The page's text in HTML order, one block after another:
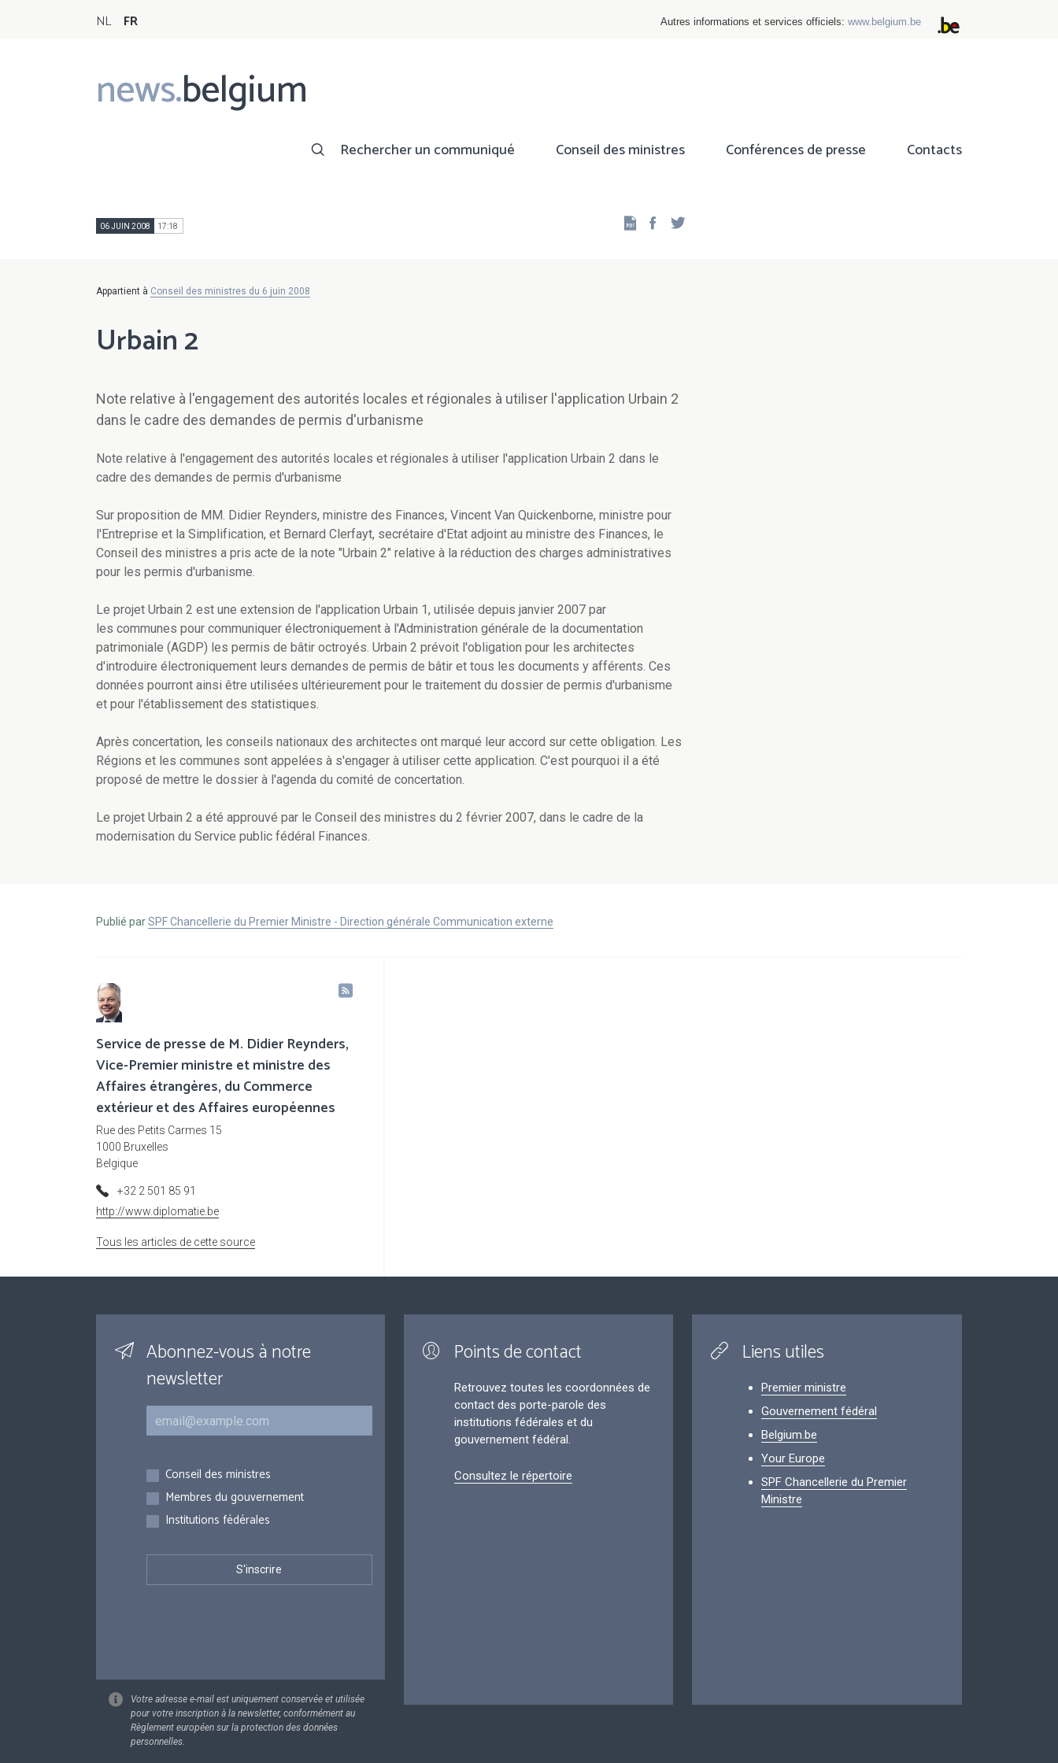
NL FR Autres informations et services officiels: www.belgium.be
news.belgium
Main
navigation
Rechercher un communiqué Conseil des ministres Conférences de presse Contacts
06 JUIN 2008 17:18 Facebook
Appartient à Conseil des ministres du 6 juin 2008
Urbain 2
Note relative à l'engagement des autorités locales et régionales à utiliser l'application Urbain 2
dans le cadre des demandes de permis d'urbanisme
Note relative à l'engagement des autorités locales et régionales à utiliser l'application Urbain 2 dans le
cadre des demandes de permis d'urbanisme
Sur proposition de MM. Didier Reynders, ministre des Finances, Vincent Van Quickenborne, ministre pour
l'Entreprise et la Simplification, et Bernard Clerfayt, secrétaire d'Etat adjoint au ministre des Finances, le
Conseil des ministres a pris acte de la note "Urbain 2" relative à la réduction des charges administratives
pour les permis d'urbanisme.
Le projet Urbain 2 est une extension de l'application Urbain 1, utilisée depuis janvier 2007 par
les communes pour communiquer électroniquement à l'Administration générale de la documentation
patrimoniale (AGDP) les permis de bâtir octroyés. Urbain 2 prévoit l'obligation pour les architectes
d'introduire électroniquement leurs demandes de permis de bâtir et tous les documents y afférents. Ces
données pourront ainsi être utilisées ultérieurement pour le traitement du dossier de permis d'urbanisme
et pour l'établissement des statistiques.
Après concertation, les conseils nationaux des architectes ont marqué leur accord sur cette obligation. Les
Régions et les communes sont appelées à s'engager à utiliser cette application. C'est pourquoi il a été
proposé de mettre le dossier à l'agenda du comité de concertation.
Le projet Urbain 2 a été approuvé par le Conseil des ministres du 2 février 2007, dans le cadre de la
modernisation du Service public fédéral Finances.
Publié parSPF Chancellerie du Premier Ministre - Direction générale Communication externe
Service de presse de M. Didier Reynders,
Vice-Premier ministre et ministre des
Affaires étrangères, du Commerce
extérieur et des Affaires européennes
Rue des Petits Carmes 15
1000 Bruxelles
Belgique
+32 2 501 85 91
http://www.diplomatie.be
Tous les articles de cette source
Abonnez-vous à notre
newsletter
Courriel
Inscriptions
Conseil des ministres
Membres du gouvernement
Institutions fédérales
Votre adresse e-mail est uniquement conservée et utilisée
pour votre inscription à la newsletter, conformément au
Règlement européen sur la protection des données
personnelles.
Points de contact
Retrouvez toutes les coordonnées de
contact des porte-parole des
institutions fédérales et du
gouvernement fédéral.
Consultez le répertoire
Liens utiles
Premier ministre
Gouvernement fédéral
Belgium.be
Your Europe
SPF Chancellerie du Premier
Ministre